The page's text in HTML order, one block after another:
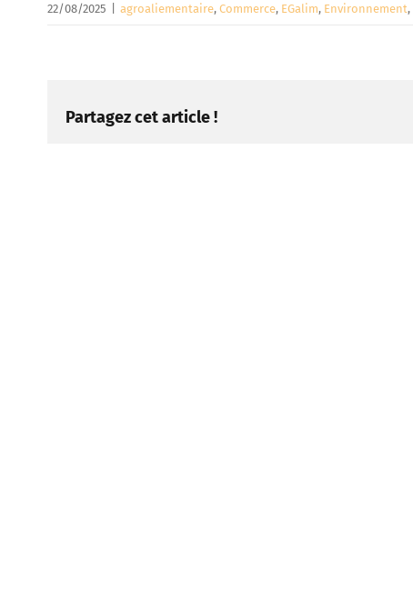
22/08/2025 agroaliementaire, Commerce, EGalim, Environnement,
Partagez cet article !